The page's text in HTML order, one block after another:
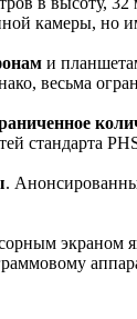
камеры, но
и
весьма
стандарта
.
экраном